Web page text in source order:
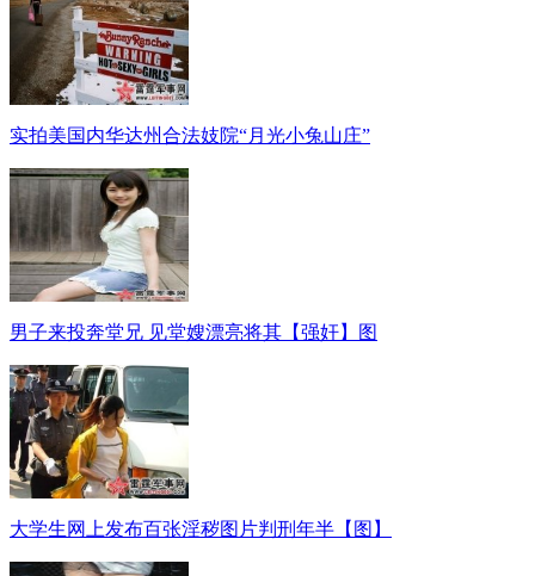
实拍美国内华达州合法妓院“月光小兔山庄”
男子来投奔堂兄 见堂嫂漂亮将其【强奸】图
大学生网上发布百张淫秽图片判刑年半【图】